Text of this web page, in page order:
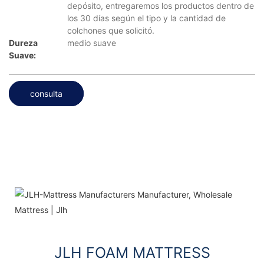
depósito, entregaremos los productos dentro de
los 30 días según el tipo y la cantidad de
colchones que solicitó.
Dureza
Suave:
medio suave
consulta
JLH FOAM MATTRESS